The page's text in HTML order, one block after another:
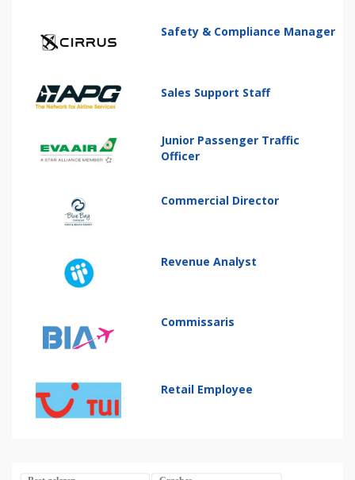
Safety & Compliance Manager
Sales Support Staff
Junior Passenger Traffic
Officer
Commercial Director
Revenue Analyst
Commissaris
Retail Employee